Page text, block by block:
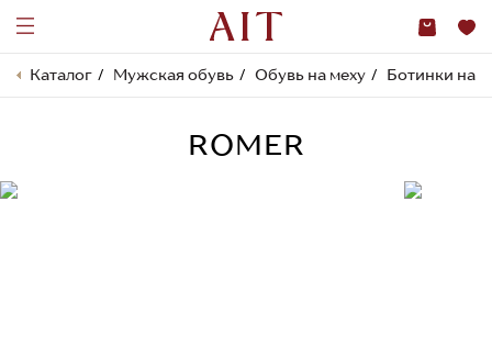
Каталог Мужская обувь Обувь на меху Ботинки на
ROMER